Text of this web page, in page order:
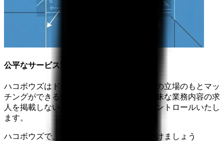
公平なサービス運営
ハコボウズはドライバーと運送会社が同等の立場のもとマッ
チングができる仕組みです。誇大広告や曖昧な業務内容の求
人を掲載しないよう、両者の間に入ってコントロールいたし
ます。
ハコボウズで、あなたに合った仕事を見つけましょう